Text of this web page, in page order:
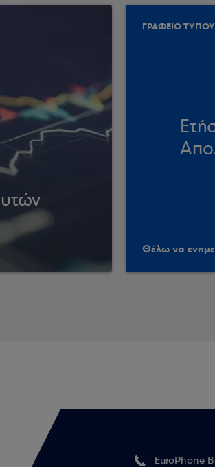
ΓΡΑΦΕΙΟ ΤΥΠΟΥ
Θέλω να
EuroPhone